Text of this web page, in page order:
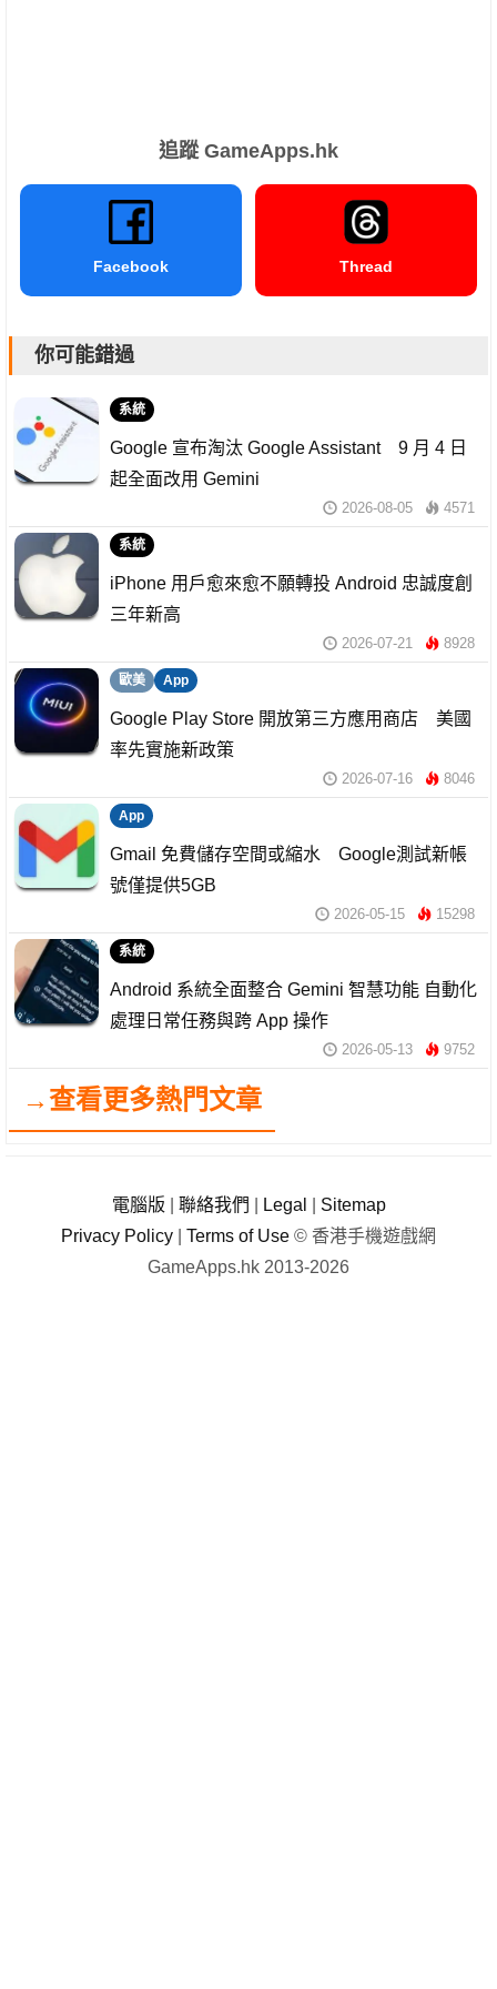
追蹤 GameApps.hk
Facebook Thread
你可能錯過
系統
Google 宣布淘汰 Google Assistant 9 月 4 日
起全面改用 Gemini
2026-08-05 4571
系統
iPhone 用戶愈來愈不願轉投 Android 忠誠度創
三年新高
2026-07-21 8928
歐美 App
Google Play Store 開放第三方應用商店 美國
率先實施新政策
2026-07-16 8046
App
Gmail 免費儲存空間或縮水 Google測試新帳
號僅提供5GB
2026-05-15 15298
系統
Android 系統全面整合 Gemini 智慧功能 自動化
處理日常任務與跨 App 操作
2026-05-13 9752
→查看更多熱門文章
電腦版 聯絡我們 Legal
Sitemap
Privacy Policy
Terms of Use © 香港手機遊戲網
GameApps.hk 2013-2026